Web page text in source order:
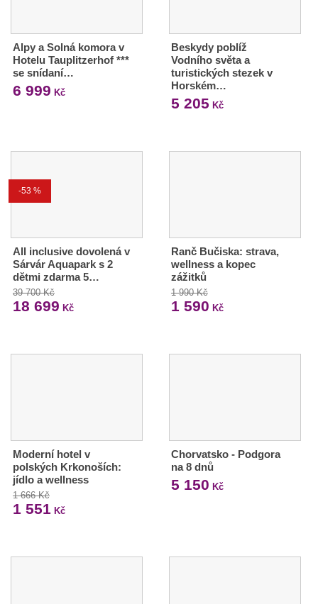
Alpy a Solná komora v
Hotelu Tauplitzerhof ***
se snídaní…
6 999 Kč
Beskydy poblíž
Vodního světa a
turistických stezek v
Horském…
5 205 Kč
-53 %
All inclusive dovolená v
Sárvár Aquapark s 2
dětmi zdarma 5…
39 700 Kč
18 699 Kč
Ranč Bučiska: strava,
wellness a kopec
zážitků
1 990 Kč
1 590 Kč
Moderní hotel v
polských Krkonoších:
jídlo a wellness
1 666 Kč
1 551 Kč
Chorvatsko - Podgora
na 8 dnů
5 150 Kč